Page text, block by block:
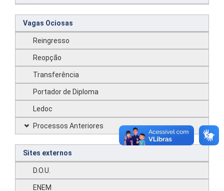
Vagas Ociosas
Reingresso
Reopção
Transferência
Portador de Diploma
Ledoc
Processos Anteriores
Sites externos
D.O.U.
ENEM